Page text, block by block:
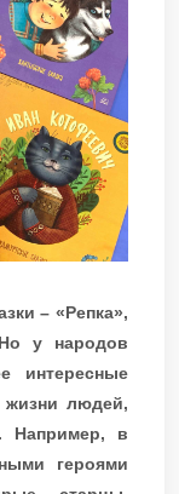
– «Репка»,
у народов
интересные
жизни людей,
Например, в
героями